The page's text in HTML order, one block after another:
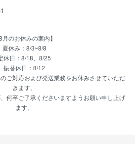
8月のお休みの案内】
夏休み：8/3~8/8
休日：8/18、8/25
振替休日：8/12
ご対応および発送業務をお休みさせていただ
きます。
何卒ご了承くださいますようお願い申し上げ
ます。